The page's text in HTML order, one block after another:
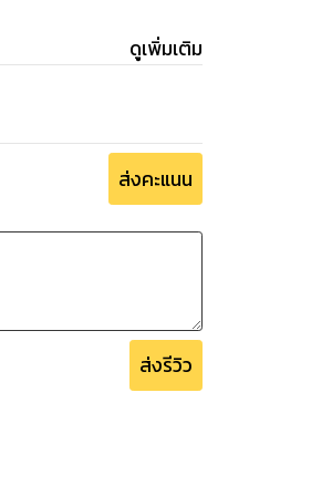
ดูเพิ่มเติม
ส่งคะแนน
ส่งรีวิว